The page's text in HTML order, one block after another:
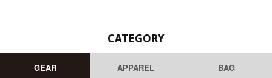
CATEGORY
GEAR APPAREL BAG